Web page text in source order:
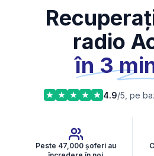
radio
în 3
4.9/5, pe
Peste 47,000 șoferi au